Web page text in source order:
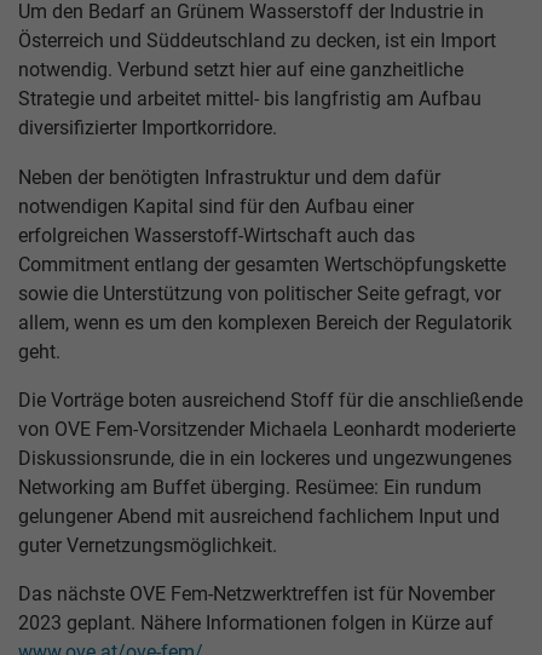
Um den Bedarf an Grünem Wasserstoff der Industrie in
Österreich und Süddeutschland zu decken, ist ein Import
notwendig. Verbund setzt hier auf eine ganzheitliche
Strategie und arbeitet mittel- bis langfristig am Aufbau
diversifizierter Importkorridore.
Neben der benötigten Infrastruktur und dem dafür
notwendigen Kapital sind für den Aufbau einer
erfolgreichen Wasserstoff-Wirtschaft auch das
Commitment entlang der gesamten Wertschöpfungskette
sowie die Unterstützung von politischer Seite gefragt, vor
allem, wenn es um den komplexen Bereich der Regulatorik
geht.
Die Vorträge boten ausreichend Stoff für die anschließende
von OVE Fem-Vorsitzender Michaela Leonhardt moderierte
Diskussionsrunde, die in ein lockeres und ungezwungenes
Networking am Buffet überging. Resümee: Ein rundum
gelungener Abend mit ausreichend fachlichem Input und
guter Vernetzungsmöglichkeit.
Das nächste OVE Fem-Netzwerktreffen ist für November
2023 geplant. Nähere Informationen folgen in Kürze auf